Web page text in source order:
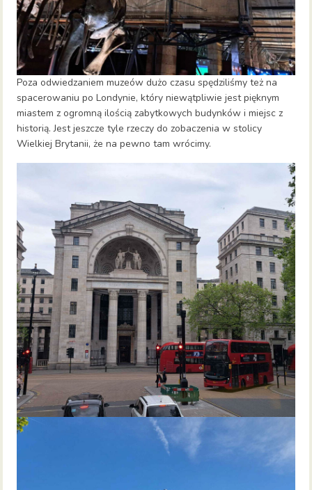
Poza odwiedzaniem muzeów dużo czasu spędziliśmy też na
spacerowaniu po Londynie, który niewątpliwie jest pięknym
miastem z ogromną ilością zabytkowych budynków i miejsc z
historią. Jest jeszcze tyle rzeczy do zobaczenia w stolicy
Wielkiej Brytanii, że na pewno tam wrócimy.